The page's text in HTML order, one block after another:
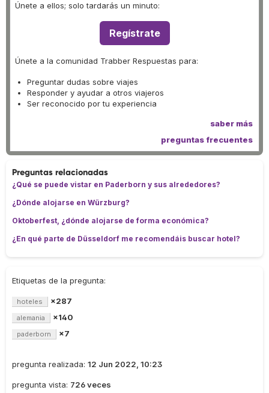
Únete a ellos; solo tardarás un minuto:
Regístrate
Únete a la comunidad Trabber Respuestas para:
Preguntar dudas sobre viajes
Responder y ayudar a otros viajeros
Ser reconocido por tu experiencia
saber más
preguntas frecuentes
Preguntas relacionadas
¿Qué se puede vistar en Paderborn y sus alrededores?
¿Dónde alojarse en Würzburg?
Oktoberfest, ¿dónde alojarse de forma económica?
¿En qué parte de Düsseldorf me recomendáis buscar hotel?
Etiquetas de la pregunta:
hoteles ×287
alemania ×140
paderborn ×7
pregunta realizada: 12 Jun 2022, 10:23
pregunta vista: 726 veces